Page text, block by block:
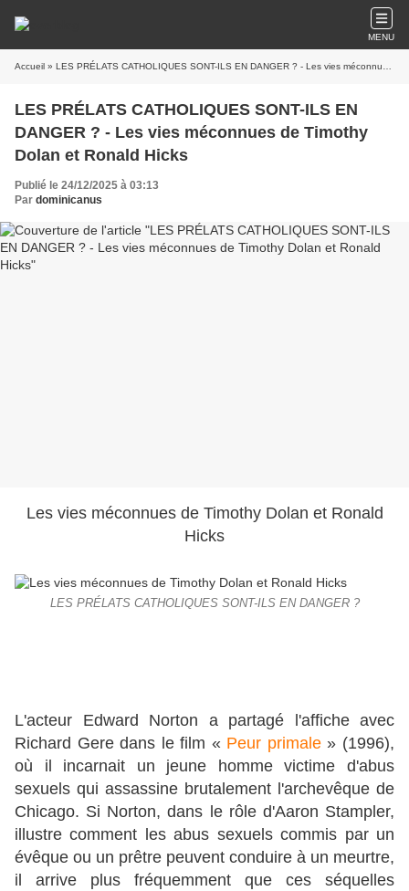
MENU
Accueil » LES PRÉLATS CATHOLIQUES SONT-ILS EN DANGER ? - Les vies méconnues de Timothy Dolan et Ronald Hicks
LES PRÉLATS CATHOLIQUES SONT-ILS EN
DANGER ? - Les vies méconnues de Timothy
Dolan et Ronald Hicks
Publié le 24/12/2025 à 03:13
Par dominicanus
Les vies méconnues de Timothy Dolan et Ronald
Hicks
LES PRÉLATS CATHOLIQUES SONT-ILS EN DANGER ?
L'acteur Edward Norton a partagé l'affiche avec
Richard Gere dans le film « Peur primale» (1996),
où il incarnait un jeune homme victime d'abus
sexuels qui assassine brutalement l'archevêque de
Chicago. Si Norton, dans le rôle d'Aaron Stampler,
illustre comment les abus sexuels commis par un
évêque ou un prêtre peuvent conduire à un meurtre,
il arrive plus fréquemment que ces séquelles